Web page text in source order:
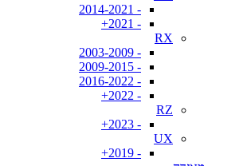
- 2014-2021
- 2021+
RX
- 2003-2009
- 2009-2015
- 2016-2022
- 2022+
RZ
- 2023+
UX
- 2019+